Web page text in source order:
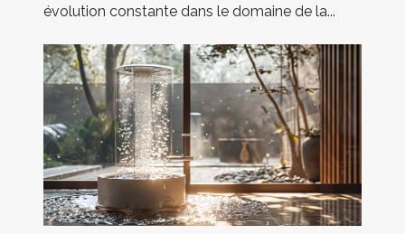
évolution constante dans le domaine de la...